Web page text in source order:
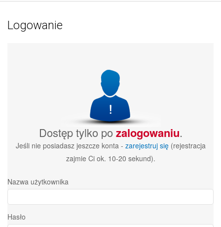
Logowanie
Dostęp tylko pozalogowaniu.
Jeśli nie posiadasz jeszcze konta - zarejestruj się(rejestracja
zajmie Ci ok. 10-20 sekund).
Nazwa użytkownika
Hasło